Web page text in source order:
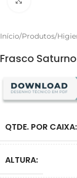
Início/Produtos/
Frasco
QTDE. POR CAIXA:
ALTURA: